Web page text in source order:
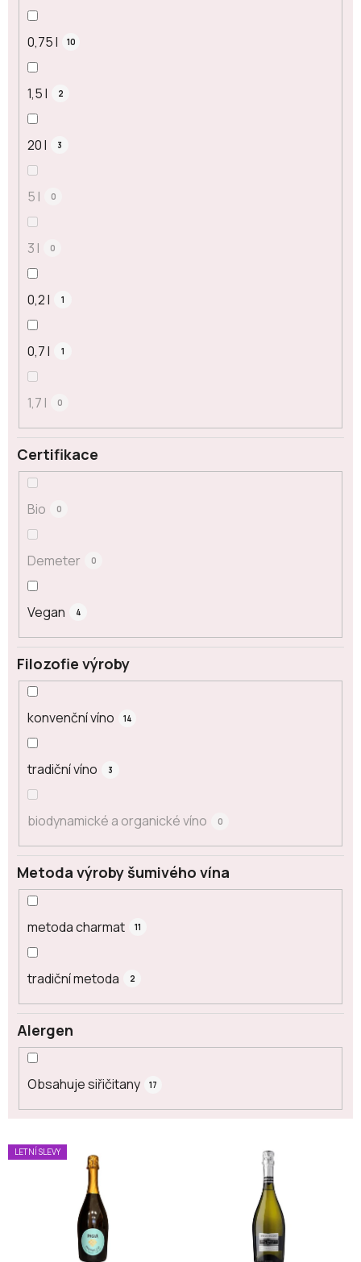
0,75 l 10
1,5 l 2
20 l 3
5 l 0
3 l 0
0,2 l 1
0,7 l 1
1,7 l 0
Certifikace
Bio 0
Demeter 0
Vegan 4
Filozofie výroby
konvenční víno 14
tradiční víno 3
biodynamické a organické víno 0
Metoda výroby šumivého vína
metoda charmat 11
tradiční metoda 2
Alergen
Obsahuje siřičitany 17
V
ý
LETNÍ SLEVY